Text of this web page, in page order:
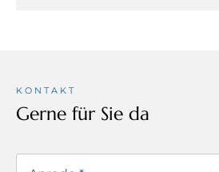
KONTAKT
Gerne für Sie da